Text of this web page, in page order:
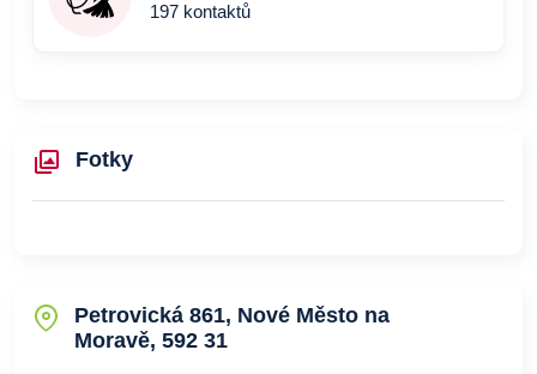
197 kontaktů
Fotky
Petrovická 861, Nové Město na
Moravě, 592 31